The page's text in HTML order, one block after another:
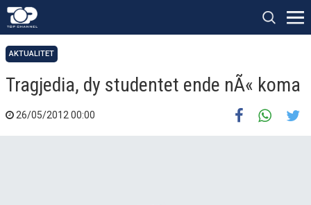
AKTUALITET
Tragjedia, dy studentet ende nÃ« koma
26/05/2012 00:00